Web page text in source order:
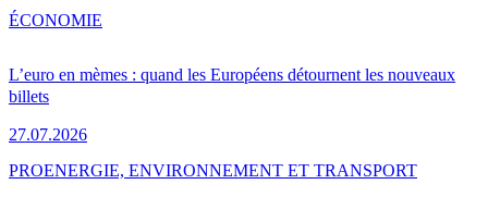
L’euro en mèmes : quand les Européens détournent les nouveaux
billets
27.07.2026
ÉCONOMIE
PROENERGIE, ENVIRONNEMENT ET TRANSPORT